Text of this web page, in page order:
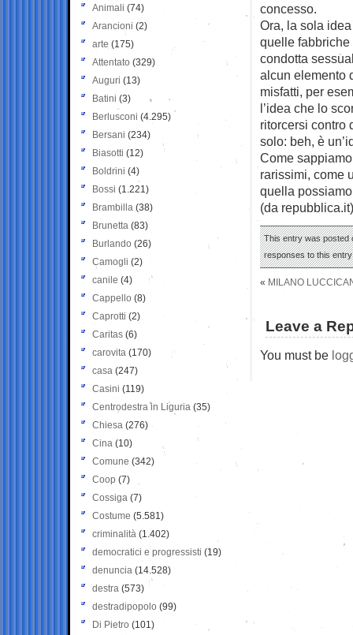
concesso.
Ora, la sola
quelle
condotta
alcun elemento
misfatti, per
l’idea che lo
ritorcersi contro
solo: beh, è
Come
rarissimi, come
quella
(da repubblica.it)
This entry was posted
responses to this
« MILANO
Leave a
You must be
Animali (74)
Arancioni (2)
arte (175)
Attentato (329)
Auguri (13)
Batini (3)
Berlusconi (4.295)
Bersani (234)
Biasotti (12)
Boldrini (4)
Bossi (1.221)
Brambilla (38)
Brunetta (83)
Burlando (26)
Camogli (2)
canile (4)
Cappello (8)
Caprotti (2)
Caritas (6)
carovita (170)
casa (247)
Casini (119)
Centrodestra in Liguria (35)
Chiesa (276)
Cina (10)
Comune (342)
Coop (7)
Cossiga (7)
Costume (5.581)
criminalità (1.402)
democratici e progressisti (19)
denuncia (14.528)
destra (573)
destradipopolo (99)
Di Pietro (101)